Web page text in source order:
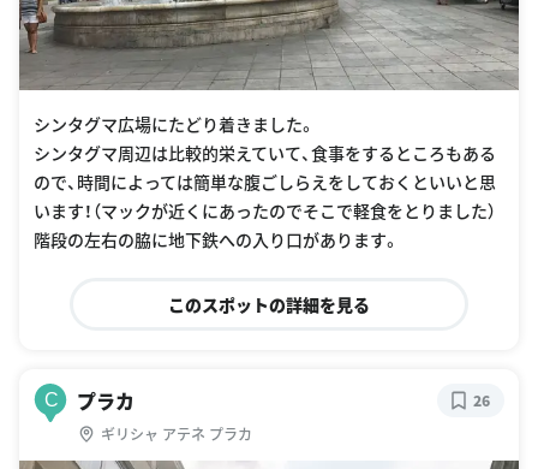
シンタグマ広場にたどり着きました。
シンタグマ周辺は比較的栄えていて、食事をするところもある
ので、時間によっては簡単な腹ごしらえをしておくといいと思
います！（マックが近くにあったのでそこで軽食をとりました）
階段の左右の脇に地下鉄への入り口があります。
このスポットの詳細を見る
C プラカ
ギリシャ アテネ プラカ
26